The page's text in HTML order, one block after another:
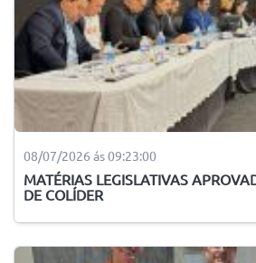
08/07/2026 ás 09:23:00
MATÉRIAS LEGISLATIVAS
DE COLÍDER